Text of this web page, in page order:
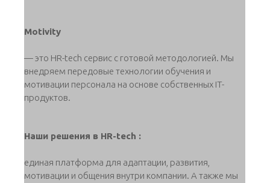
Motivity
— это HR-tech сервис с готовой методологией. Мы
внедряем передовые технологии обучения и
мотивации персонала на основе собственных IT-
продуктов.
Наши решения в HR-tech :
единая платформа для адаптации, развития,
мотивации и общения внутри компании. А также мы